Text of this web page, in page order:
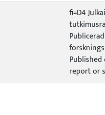
fi=D4
report or